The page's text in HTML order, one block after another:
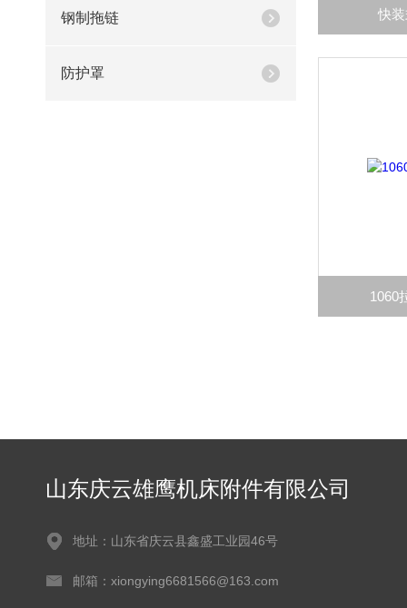
钢制拖链
防护罩
快
1060
山东庆云雄鹰机床附件有限公司
地址：山东省庆云县鑫盛工业园46号
邮箱：xiongying6681566@163.com